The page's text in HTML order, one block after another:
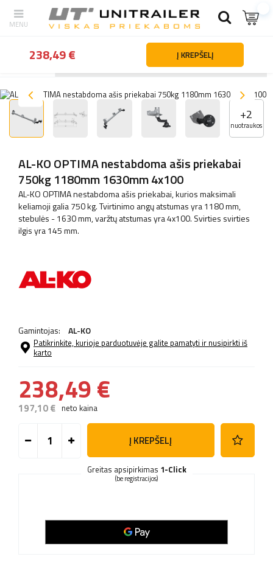
Priekabų dalys ir priedai Ašys ir pakabos
+2
nuotraukos
AL-KO OPTIMA nestabdoma ašis priekabai
750kg 1180mm 1630mm 4x100
AL-KO OPTIMA nestabdoma ašis priekabai, kurios maksimali
keliamoji galia 750 kg. Tvirtinimo angų atstumas yra 1180 mm,
stebulės - 1630 mm, varžtų atstumas yra 4x100. Svirties svirties
ilgis yra 145 mm.
Gamintojas: AL-KO
Patikrinkite, kurioje parduotuvėje galite pamatyti ir nusipirkti iš
karto
238,49 €
197,10 € neto kaina
Į KREPŠELĮ
Greitas apsipirkimas 1-Click
(be registracijos)
238,49 € Į KREPŠELĮ